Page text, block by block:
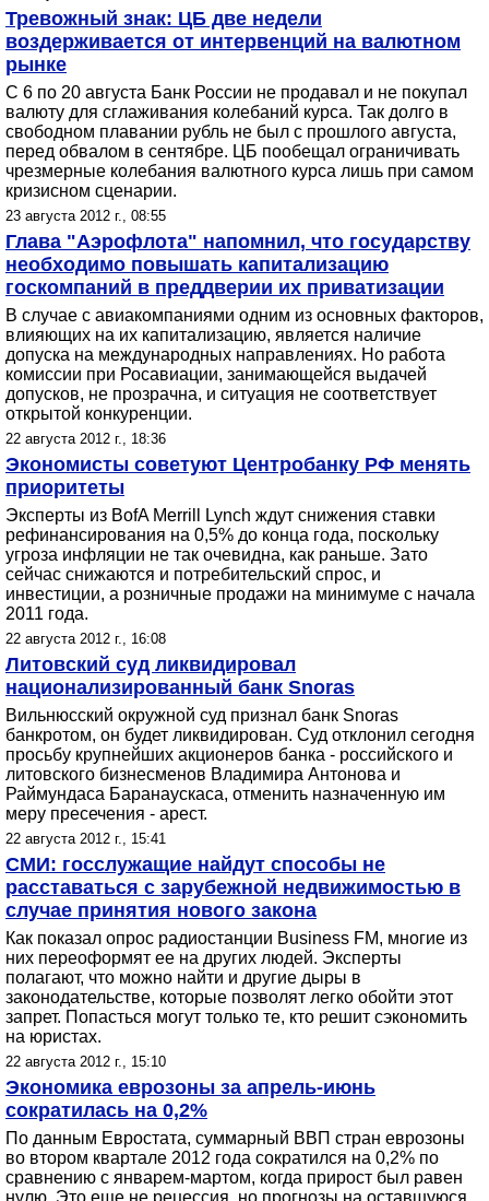
Тревожный знак: ЦБ две недели
воздерживается от интервенций на валютном
рынке
С 6 по 20 августа Банк России не продавал и не покупал
валюту для сглаживания колебаний курса. Так долго в
свободном плавании рубль не был с прошлого августа,
перед обвалом в сентябре. ЦБ пообещал ограничивать
чрезмерные колебания валютного курса лишь при самом
кризисном сценарии.
23 августа 2012 г., 08:55
Глава "Аэрофлота" напомнил, что государству
необходимо повышать капитализацию
госкомпаний в преддверии их приватизации
В случае с авиакомпаниями одним из основных факторов,
влияющих на их капитализацию, является наличие
допуска на международных направлениях. Но работа
комиссии при Росавиации, занимающейся выдачей
допусков, не прозрачна, и ситуация не соответствует
открытой конкуренции.
22 августа 2012 г., 18:36
Экономисты советуют Центробанку РФ менять
приоритеты
Эксперты из BofA Merrill Lynch ждут снижения ставки
рефинансирования на 0,5% до конца года, поскольку
угроза инфляции не так очевидна, как раньше. Зато
сейчас снижаются и потребительский спрос, и
инвестиции, а розничные продажи на минимуме с начала
2011 года.
22 августа 2012 г., 16:08
Литовский cуд ликвидировал
национализированный банк Snoras
Вильнюсский окружной суд признал банк Snoras
банкротом, он будет ликвидирован. Суд отклонил сегодня
просьбу крупнейших акционеров банка - российского и
литовского бизнесменов Владимира Антонова и
Раймундаса Баранаускаса, отменить назначенную им
меру пресечения - арест.
22 августа 2012 г., 15:41
СМИ: госслужащие найдут способы не
расставаться с зарубежной недвижимостью в
случае принятия нового закона
Как показал опрос радиостанции Business FM, многие из
них переоформят ее на других людей. Эксперты
полагают, что можно найти и другие дыры в
законодательстве, которые позволят легко обойти этот
запрет. Попасться могут только те, кто решит сэкономить
на юристах.
22 августа 2012 г., 15:10
Экономика еврозоны за апрель-июнь
сократилась на 0,2%
По данным Евростата, суммарный ВВП стран еврозоны
во втором квартале 2012 года сократился на 0,2% по
сравнению с январем-мартом, когда прирост был равен
нулю. Это еще не рецессия, но прогнозы на оставшуюся